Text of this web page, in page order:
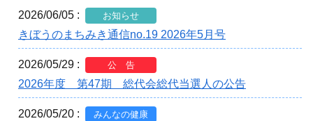
2026/06/05 : お知らせ
きぼうのまちみき通信no.19 2026年5月号
2026/05/29 : 公 告
2026年度 第47期 総代会総代当選人の公告
2026/05/20 : みんなの健康